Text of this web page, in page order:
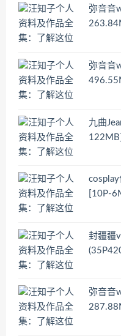
弥音音
弥音音
九曲
122MB]
[10P-
封疆疆
弥音音